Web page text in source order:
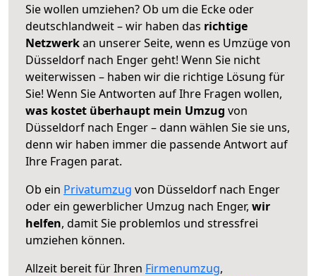
Sie wollen umziehen? Ob um die Ecke oder
deutschlandweit – wir haben das richtige
Netzwerkan unserer Seite, wenn es Umzüge von
Düsseldorf nach Enger geht! Wenn Sie nicht
weiterwissen – haben wir die richtige Lösung für
Sie! Wenn Sie Antworten auf Ihre Fragen wollen,
was kostet überhaupt mein Umzug von
Düsseldorf nach Enger – dann wählen Sie sie uns,
denn wir haben immer die passende Antwort auf
Ihre Fragen parat.
Ob ein Privatumzug von Düsseldorf nach Enger
oder ein gewerblicher Umzug nach Enger, wir
helfen, damit Sie problemlos und stressfrei
umziehen können.
Allzeit bereit für Ihren Firmenumzug,